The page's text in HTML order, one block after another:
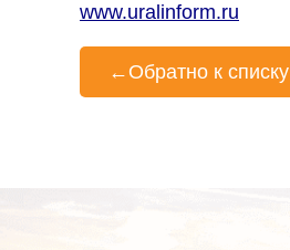
www.uralinform.ru
← Обратно к списку